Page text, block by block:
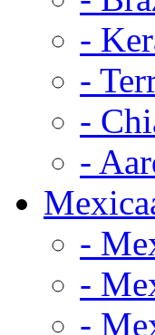
-
-
-
-
-
-
-